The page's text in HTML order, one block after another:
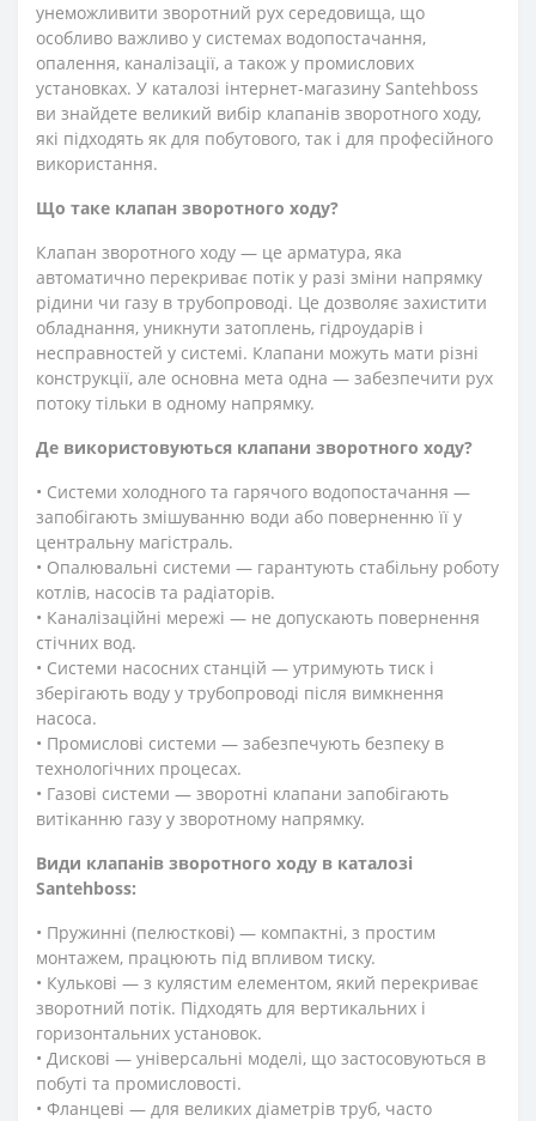
унеможливити зворотний рух середовища, що
особливо важливо у системах водопостачання,
опалення, каналізації, а також у промислових
установках. У каталозі інтернет-магазину Santehboss
ви знайдете великий вибір клапанів зворотного ходу,
які підходять як для побутового, так і для професійного
використання.
Що таке клапан зворотного ходу?
Клапан зворотного ходу — це арматура, яка
автоматично перекриває потік у разі зміни напрямку
рідини чи газу в трубопроводі. Це дозволяє захистити
обладнання, уникнути затоплень, гідроударів і
несправностей у системі. Клапани можуть мати різні
конструкції, але основна мета одна — забезпечити рух
потоку тільки в одному напрямку.
Де використовуються клапани зворотного ходу?
• Системи холодного та гарячого водопостачання —
запобігають змішуванню води або поверненню її у
центральну магістраль.
• Опалювальні системи — гарантують стабільну роботу
котлів, насосів та радіаторів.
• Каналізаційні мережі — не допускають повернення
стічних вод.
• Системи насосних станцій — утримують тиск і
зберігають воду у трубопроводі після вимкнення
насоса.
• Промислові системи — забезпечують безпеку в
технологічних процесах.
• Газові системи — зворотні клапани запобігають
витіканню газу у зворотному напрямку.
Види клапанів зворотного ходу в каталозі
Santehboss:
• Пружинні (пелюсткові) — компактні, з простим
монтажем, працюють під впливом тиску.
• Кулькові — з кулястим елементом, який перекриває
зворотний потік. Підходять для вертикальних і
горизонтальних установок.
• Дискові — універсальні моделі, що застосовуються в
побуті та промисловості.
• Фланцеві — для великих діаметрів труб, часто